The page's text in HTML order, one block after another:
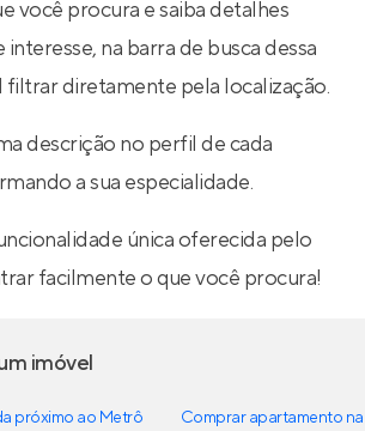
você procura e saiba detalhes
na barra de busca dessa
filtrar diretamente pela localização.
descrição no perfil de cada
a sua especialidade.
única oferecida pelo
facilmente o que você procura!
imóvel
próximo ao Metrô
Comprar apartamento